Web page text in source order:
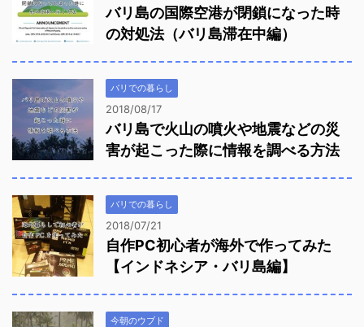
バリ島の国際空港が閉鎖になった時
の対処法（バリ島滞在中編）
バリでの暮らし
2018/08/17
バリ島で火山の噴火や地震などの災
害が起こった際に情報を調べる方法
バリでの暮らし
2018/07/21
自作PC初心者が海外で作ってみた
【インドネシア・バリ島編】
今朝のウブド